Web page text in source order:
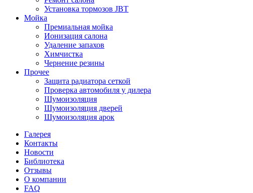
Установка тормозов JBT
Мойка
Премиальная мойка
Ионизация салона
Удаление запахов
Химчистка
Чернение резины
Прочее
Защита радиатора сеткой
Проверка автомобиля у дилера
Шумоизоляция
Шумоизоляция дверей
Шумоизоляция арок
Галерея
Контакты
Новости
Библиотека
Отзывы
О компании
FAQ